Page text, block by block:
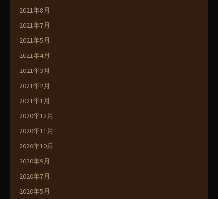
2021年8月
2021年7月
2021年5月
2021年4月
2021年3月
2021年2月
2021年1月
2020年12月
2020年11月
2020年10月
2020年9月
2020年7月
2020年5月